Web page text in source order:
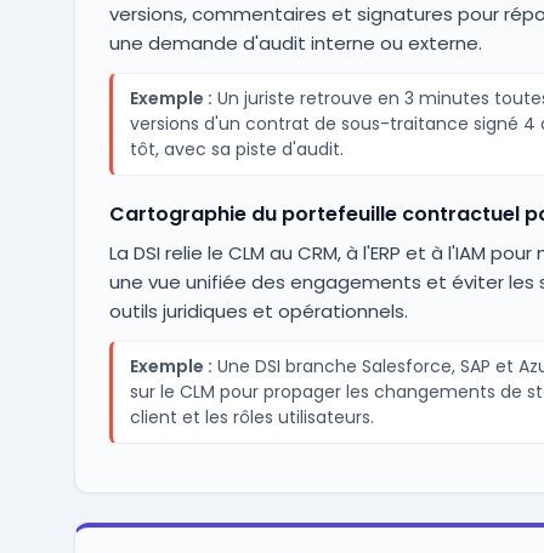
versions, commentaires et signatures pour
une demande d'audit interne ou externe.
Exemple : Un juriste retrouve en 3 minutes
versions d'un contrat de sous-traitance signé 4
tôt, avec sa piste d'audit.
Cartographie du portefeuille contractuel
La DSI relie le CLM au CRM, à l'ERP et à l'IAM
une vue unifiée des engagements et éviter les
outils juridiques et opérationnels.
Exemple : Une DSI branche Salesforce, SAP et
sur le CLM pour propager les changements de
client et les rôles utilisateurs.